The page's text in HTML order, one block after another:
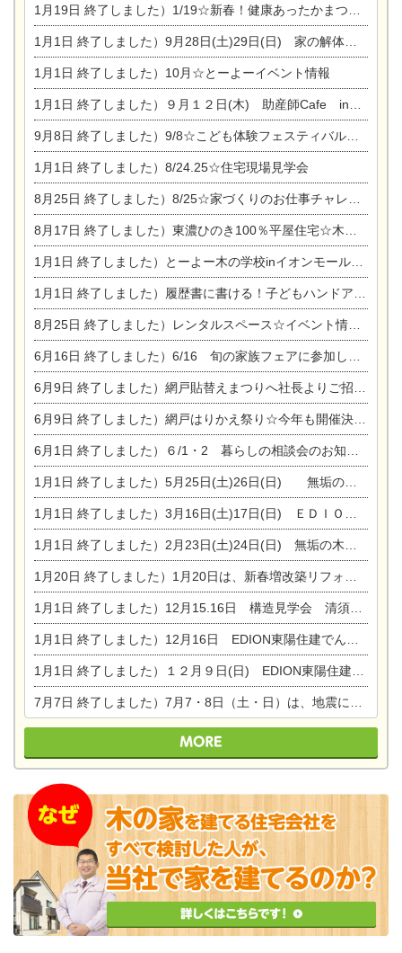
1月19日 終了しました）1/19☆新春！健康あったかまつり＆増改築リフォームまつり
1月1日 終了しました）9月28日(土)29日(日) 家の解体なんでも相談会
1月1日 終了しました）10月☆とーよーイベント情報
1月1日 終了しました）９月１２日(木) 助産師Cafe in東陽住建
9月8日 終了しました）9/8☆こども体験フェスティバル☆一宮市民会館
1月1日 終了しました）8/24.25☆住宅現場見学会
8月25日 終了しました）8/25☆家づくりのお仕事チャレンジ
8月17日 終了しました）東濃ひのき100％平屋住宅☆木の家完成見学会
1月1日 終了しました）とーよー木の学校inイオンモール木曽川
1月1日 終了しました）履歴書に書ける！子どもハンドアロマ講座☆
8月25日 終了しました）レンタルスペース☆イベント情報☆チャイルドアロマセラピスト
6月16日 終了しました）6/16 旬の家族フェアに参加します☆
6月9日 終了しました）網戸貼替えまつりへ社長よりご招待です♪
6月9日 終了しました）網戸はりかえ祭り☆今年も開催決定！
6月1日 終了しました）６/1・2 暮らしの相談会のお知らせ
1月1日 終了しました）5月25日(土)26日(日) 無垢の木の家体感見学会開催☆
1月1日 終了しました）3月16日(土)17日(日) ＥＤＩＯＮ東陽住建でんき館 総決算まつり
1月1日 終了しました）2月23日(土)24日(日) 無垢の木の家 完成見学会
1月20日 終了しました）1月20日は、新春増改築リフォームまつり＆家の修理祭り＆家電まつりです。
1月1日 終了しました）12月15.16日 構造見学会 清須市西枇杷島町弁天
1月1日 終了しました）12月16日 EDION東陽住建でんき OPEN第二弾イベント！！
1月1日 終了しました）１２月９日(日) EDION東陽住建でんき館プレＯＰＥＮ！＆家の修理まつり
7月7日 終了しました）7月7・8日（土・日）は、地震に強くて安心！暮らしを楽しむ東濃ひのきの平屋の家体験見学会を開催します。ぜひお越しください。